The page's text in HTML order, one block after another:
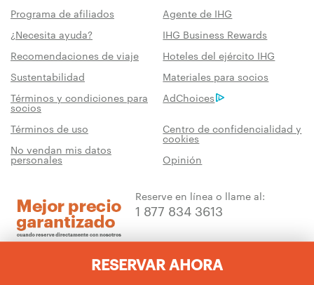
RESERVAR AHORA
Programa de afiliados
Agente de IHG
¿Necesita ayuda?
IHG Business Rewards
Recomendaciones de viaje
Hoteles del ejército IHG
Sustentabilidad
Materiales para socios
Términos y condiciones para
socios
AdChoices
Términos de uso Centro de confidencialidad y
cookies
No vendan mis datos
personales Opinión
Reserve en línea o llame al:
1 877 834 3613